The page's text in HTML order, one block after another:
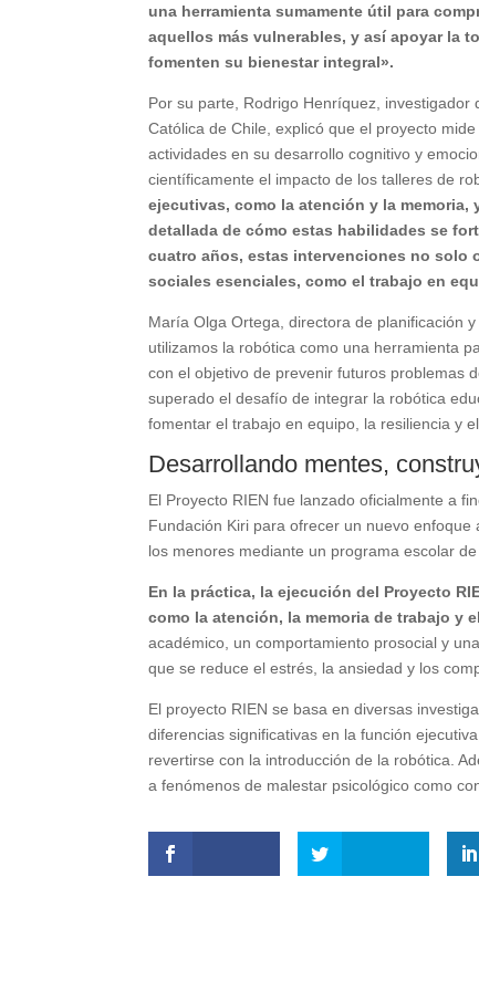
una herramienta sumamente útil para
aquellos más vulnerables, y así apoyar la
fomenten su bienestar integral».
Por su parte, Rodrigo Henríquez,
Católica de Chile, explicó que el proyecto
actividades en su desarrollo cognitivo y
científicamente el impacto de los talleres de
ejecutivas, como la atención y la
detallada de cómo estas habilidades se
cuatro años, estas intervenciones no solo
sociales esenciales, como el trabajo en
María Olga Ortega, directora de planificación
utilizamos la robótica como una herramienta
con el objetivo de prevenir futuros problemas
superado el desafío de integrar la robótica
fomentar el trabajo en equipo, la resiliencia y
Desarrollando mentes,
El Proyecto RIEN fue lanzado oficialmente a
Fundación Kiri para ofrecer un nuevo
los menores mediante un programa escolar
En la práctica, la ejecución del Proyecto
como la atención, la memoria de trabajo y
académico, un comportamiento prosocial y
que se reduce el estrés, la ansiedad y los
El proyecto RIEN se basa en diversas
diferencias significativas en la función
revertirse con la introducción de la robótica.
a fenómenos de malestar psicológico como